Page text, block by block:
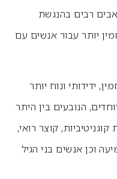
רבים בהנגשת
יותר עבור אנשים עם
ידידותי ונוח יותר
הנובעים בין היתר
קוגניטיביות, קוצר רואי,
וכן אנשים בני הגיל